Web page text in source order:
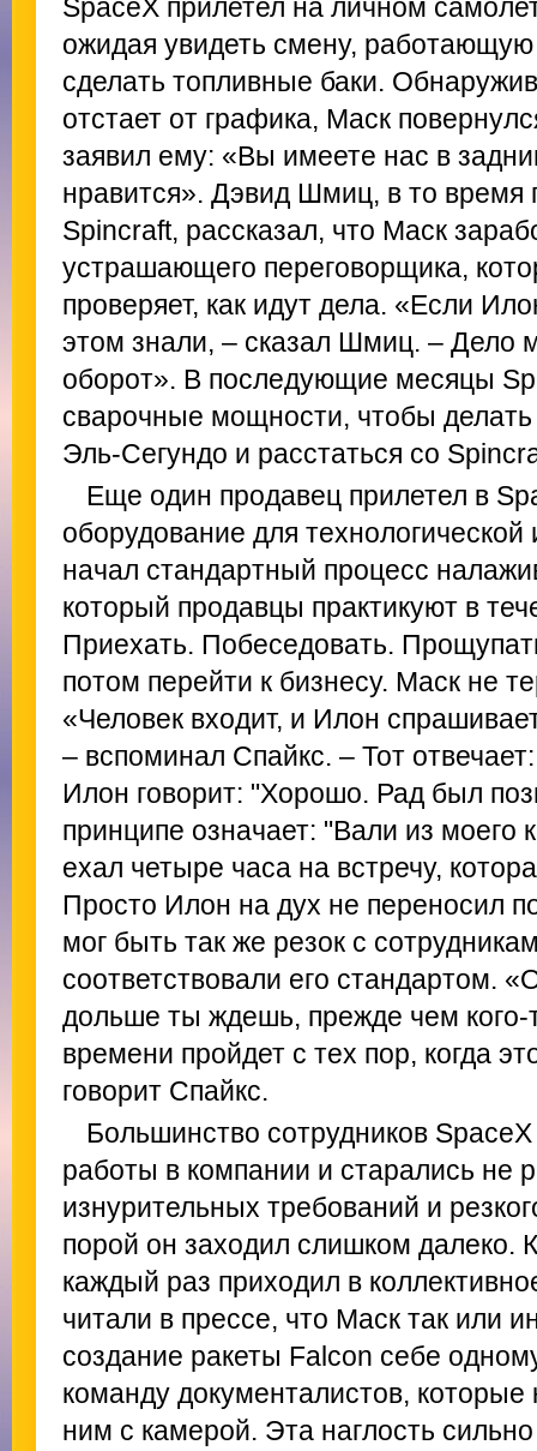
SpaceX прилетел на личном
ожидая увидеть смену,
сделать топливные баки.
отстает от графика, Маск
заявил ему: «Вы имеете нас в
нравится». Дэвид Шмиц, в то время
Spincraft, рассказал, что Маск
устрашающего переговорщика,
проверяет, как идут дела. «Если
этом знали, – сказал Шмиц. – Дело
оборот». В последующие месяцы
сварочные мощности, чтобы
Эль-Сегундо и расстаться со
Еще один продавец прилетел в
оборудование для
начал стандартный процесс
который продавцы практикуют в
Приехать. Побеседовать.
потом перейти к бизнесу. Маск не
«Человек входит, и Илон
– вспоминал Спайкс. – Тот
Илон говорит: "Хорошо. Рад был
принципе означает: "Вали из моего
ехал четыре часа на встречу,
Просто Илон на дух не переносил
мог быть так же резок с
соответствовали его стандартом.
дольше ты ждешь, прежде чем кого-
времени пройдет с тех пор, когда
говорит Спайкс.
Большинство сотрудников
работы в компании и старались не
изнурительных требований и
порой он заходил слишком далеко.
каждый раз приходил в
читали в прессе, что Маск так или
создание ракеты Falcon себе
команду документалистов, которые
ним с камерой. Эта наглость